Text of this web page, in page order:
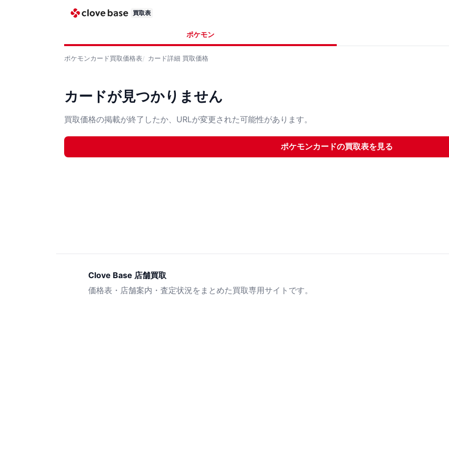
買取表
ポケモン
ポケモンカード買取価格表 カード詳細 買取価格
カードが見つかりません
買取価格の掲載が終了したか、URLが変更された可能性があります。
ポケモンカードの買取表を見る
Clove Base 店舗買取
価格表・店舗案内・査定状況をまとめた買取専用サイトです。